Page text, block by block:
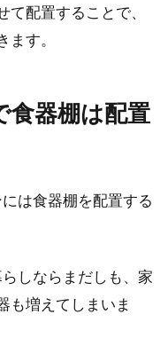
配置することで、
す。
食器棚は配置
は食器棚を配置する
しならまだしも、家
も増えてしまいま